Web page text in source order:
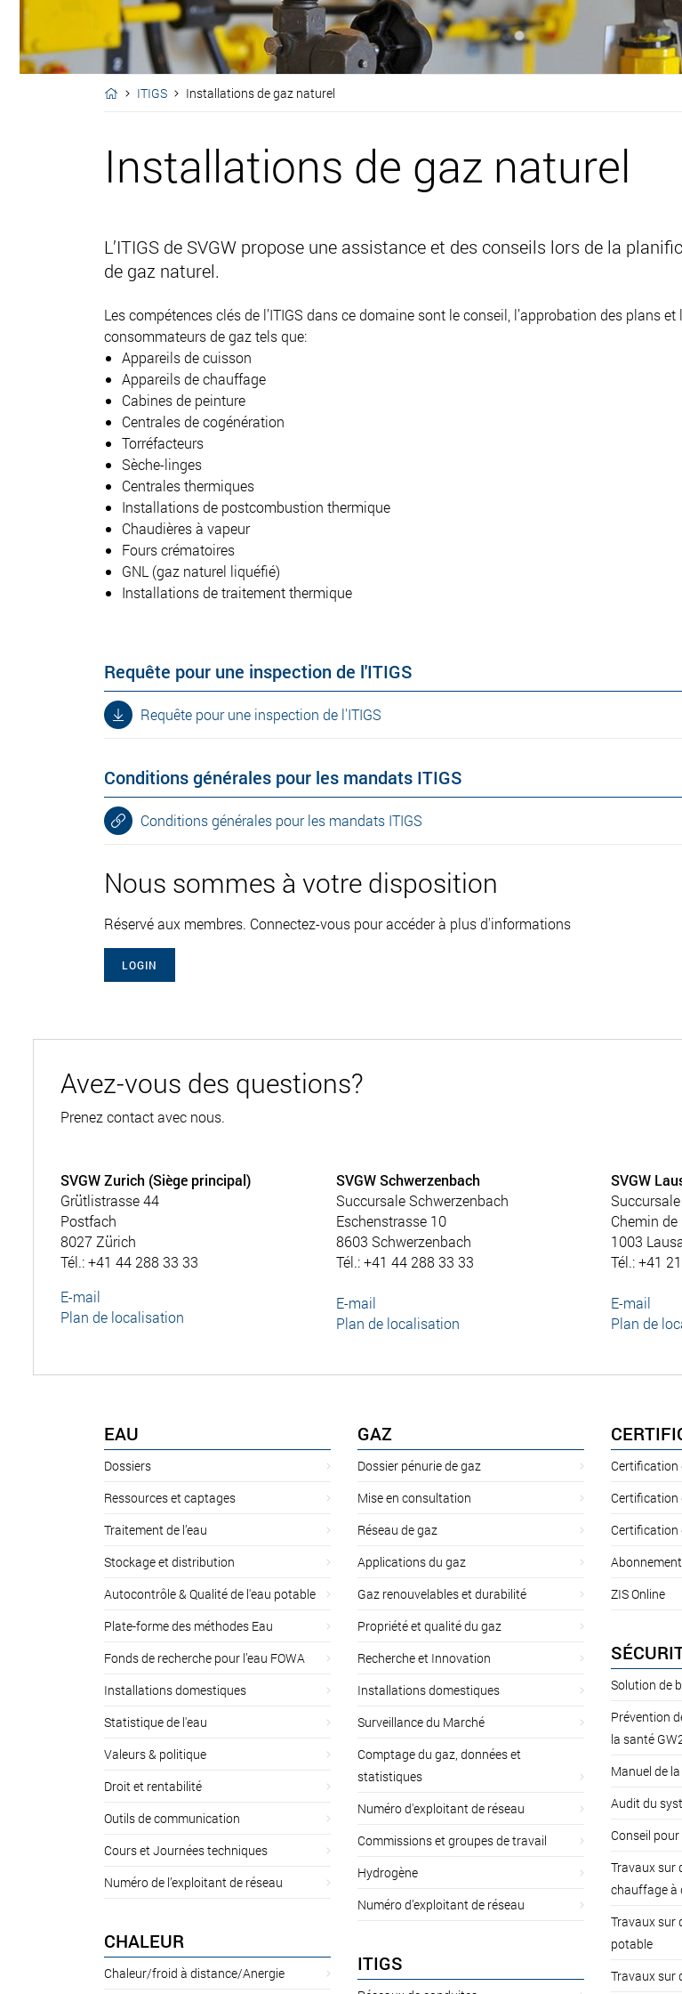
ITIGS Installations de gaz naturel
Installations de gaz naturel
L’ITIGS de SVGW propose une assistance et des conseils lors de la
de gaz naturel.
Les compétences clés de l’ITIGS dans ce domaine sont le conseil, l’approbation des plans
consommateurs de gaz tels que:
Appareils de cuisson
Appareils de chauffage
Cabines de peinture
Centrales de cogénération
Torréfacteurs
Sèche-linges
Centrales thermiques
Installations de postcombustion thermique
Chaudières à vapeur
Fours crématoires
GNL (gaz naturel liquéfié)
Installations de traitement thermique
Requête pour une inspection de l'ITIGS
Requête pour une inspection de l'ITIGS
Conditions générales pour les mandats ITIGS
Conditions générales pour les mandats ITIGS
Nous sommes à votre disposition
Réservé aux membres. Connectez-vous pour accéder à plus d'informations
LOGIN
Avez-vous des questions?
Prenez contact avec nous.
SVGW Zurich (Siège principal)
Grütlistrasse 44
Postfach
8027 Zürich
Tél.: +41 44 288 33 33
E-mail
Plan de localisation
SVGW Schwerzenbach
Succursale Schwerzenbach
Eschenstrasse 10
8603 Schwerzenbach
Tél.: +41 44 288 33 33
E-mail
Plan de localisation
SVGW
Chemin
1003
Tél.: +41
E-mail
Plan de
EAU
Dossiers
Ressources et captages
Traitement de l’eau
Stockage et distribution
Autocontrôle & Qualité de l'eau potable
Plate-forme des méthodes Eau
Fonds de recherche pour l’eau FOWA
Installations domestiques
Statistique de l'eau
Valeurs & politique
Droit et rentabilité
Outils de communication
Cours et Journées techniques
Numéro de l’exploitant de réseau
CHALEUR
Chaleur/froid à distance/Anergie
GAZ
Dossier pénurie de gaz
Mise en consultation
Réseau de gaz
Applications du gaz
Gaz renouvelables et durabilité
Propriété et qualité du gaz
Recherche et Innovation
Installations domestiques
Surveillance du Marché
Comptage du gaz, données et
statistiques
Numéro d'exploitant de réseau
Commissions et groupes de travail
Hydrogène
Numéro d’exploitant de réseau
ITIGS
Certification
Certification
ZIS Online
Solution de
Prévention
la santé
Manuel de
Audit du
Conseil
Travaux sur
chauffage à
Travaux sur
potable
Travaux sur